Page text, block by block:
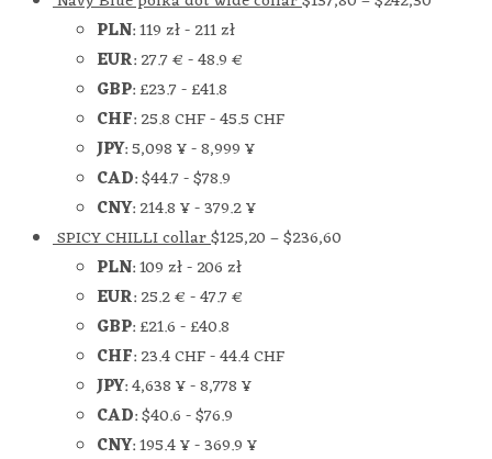
PLN:119 zł-211 zł
EUR:27.7 €-48.9 €
GBP:£23.7-£41.8
CHF:25.8 CHF-45.5 CHF
JPY:5,098 ¥-8,999 ¥
CAD:$44.7-$78.9
CNY:214.8 ¥-379.2 ¥
SPICY CHILLI collar$125,20–$236,60
PLN:109 zł-206 zł
EUR:25.2 €-47.7 €
GBP:£21.6-£40.8
CHF:23.4 CHF-44.4 CHF
JPY:4,638 ¥-8,778 ¥
CAD:$40.6-$76.9
CNY:195.4 ¥-369.9 ¥